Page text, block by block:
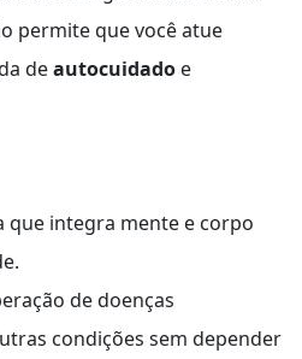
permite que você atue
deautocuidado e
que integra mente e corpo
de doenças
condições sem depender